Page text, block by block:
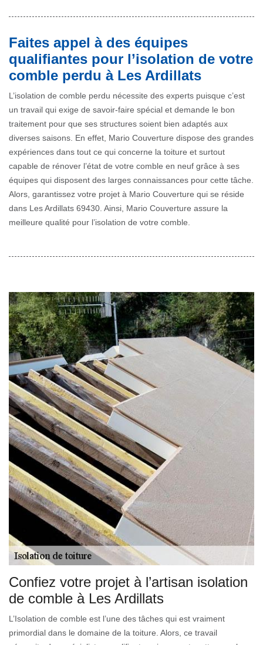
Faites appel à des équipes
qualifiantes pour l’isolation de votre
comble perdu à Les Ardillats
L’isolation de comble perdu nécessite des experts puisque c’est
un travail qui exige de savoir-faire spécial et demande le bon
traitement pour que ses structures soient bien adaptés aux
diverses saisons. En effet, Mario Couverture dispose des grandes
expériences dans tout ce qui concerne la toiture et surtout
capable de rénover l’état de votre comble en neuf grâce à ses
équipes qui disposent des larges connaissances pour cette tâche.
Alors, garantissez votre projet à Mario Couverture qui se réside
dans Les Ardillats 69430. Ainsi, Mario Couverture assure la
meilleure qualité pour l’isolation de votre comble.
Confiez votre projet à l’artisan isolation
de comble à Les Ardillats
L’Isolation de comble est l’une des tâches qui est vraiment
primordial dans le domaine de la toiture. Alors, ce travail